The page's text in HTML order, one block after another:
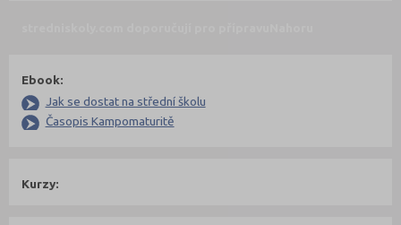
Ebook:
Jak se dostat na střední školu
Časopis Kampomaturitě
Kurzy: